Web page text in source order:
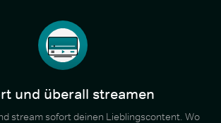
und überall streamen
stream sofort deinen Lieblingscontent. Wo